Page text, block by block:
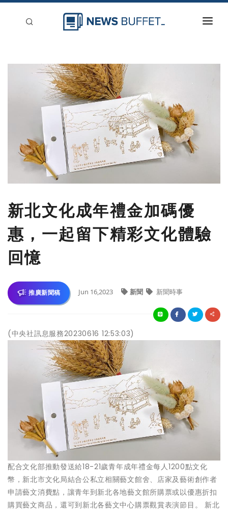
新聞稿分類
刊登
新北文化成年禮金加碼優
惠，一起留下精彩文化體驗
回憶
推廣新聞稿 Jun 16,2023 新聞 新聞時事
(中央社訊息服務20230616 12:53:03)
配合文化部推動發送給18-21歲青年成年禮金每人1200點文化
幣，新北市文化局結合公私立相關藝文館舍、店家及藝術創作者
申請藝文消費點，讓青年到新北各地藝文館所購票或以優惠折扣
購買藝文商品，還可到新北各藝文中心購票觀賞表演節目。 新北